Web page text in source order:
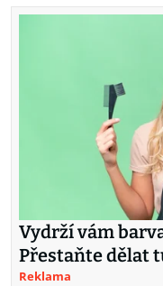
Vydrží vám
Přestaňte dělat
Reklama